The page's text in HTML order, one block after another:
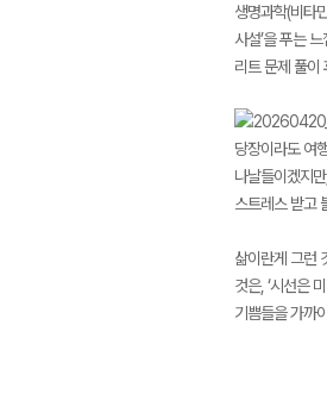
생명과학(비타
사설’을 푸는
리트 문제 풀이
당장이라도 여
나날들이겠지
스트레스 받고
삶이란게 그런
것은, ‘시선은
기쁨들을 가까